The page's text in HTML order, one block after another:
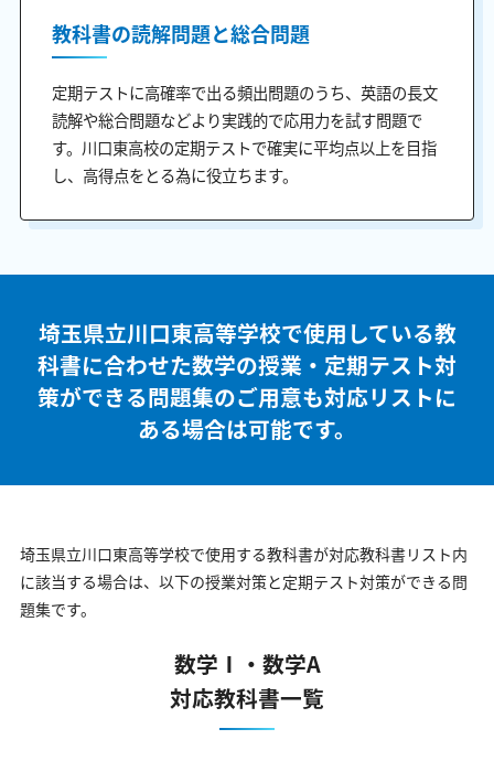
教科書の読解問題と総合問題
定期テストに高確率で出る頻出問題のうち、英語の長文
読解や総合問題などより実践的で応用力を試す問題で
す。川口東高校の定期テストで確実に平均点以上を目指
し、高得点をとる為に役立ちます。
埼玉県立川口東高等学校で使用している教
科書に合わせた数学の授業・定期テスト対
策ができる問題集のご用意も対応リストに
ある場合は可能です。
埼玉県立川口東高等学校で使用する教科書が対応教科書リスト内
に該当する場合は、以下の授業対策と定期テスト対策ができる問
題集です。
数学Ⅰ・数学A
対応教科書一覧